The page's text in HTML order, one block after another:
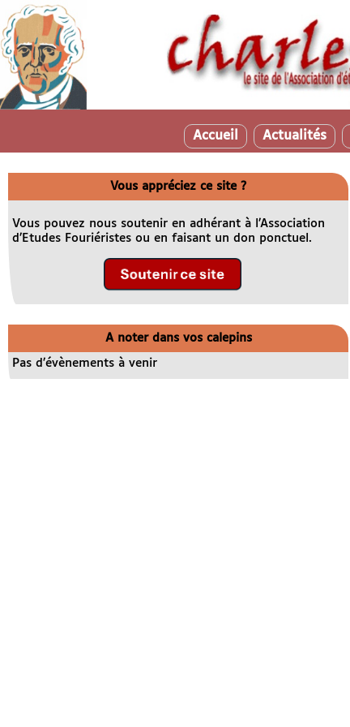
Accueil Actualités
Vous appréciez ce site ?
Vous pouvez nous soutenir en adhérant à l’Association
d’Etudes Fouriéristes ou en faisant un don ponctuel.
A noter dans vos calepins
Pas d’évènements à venir